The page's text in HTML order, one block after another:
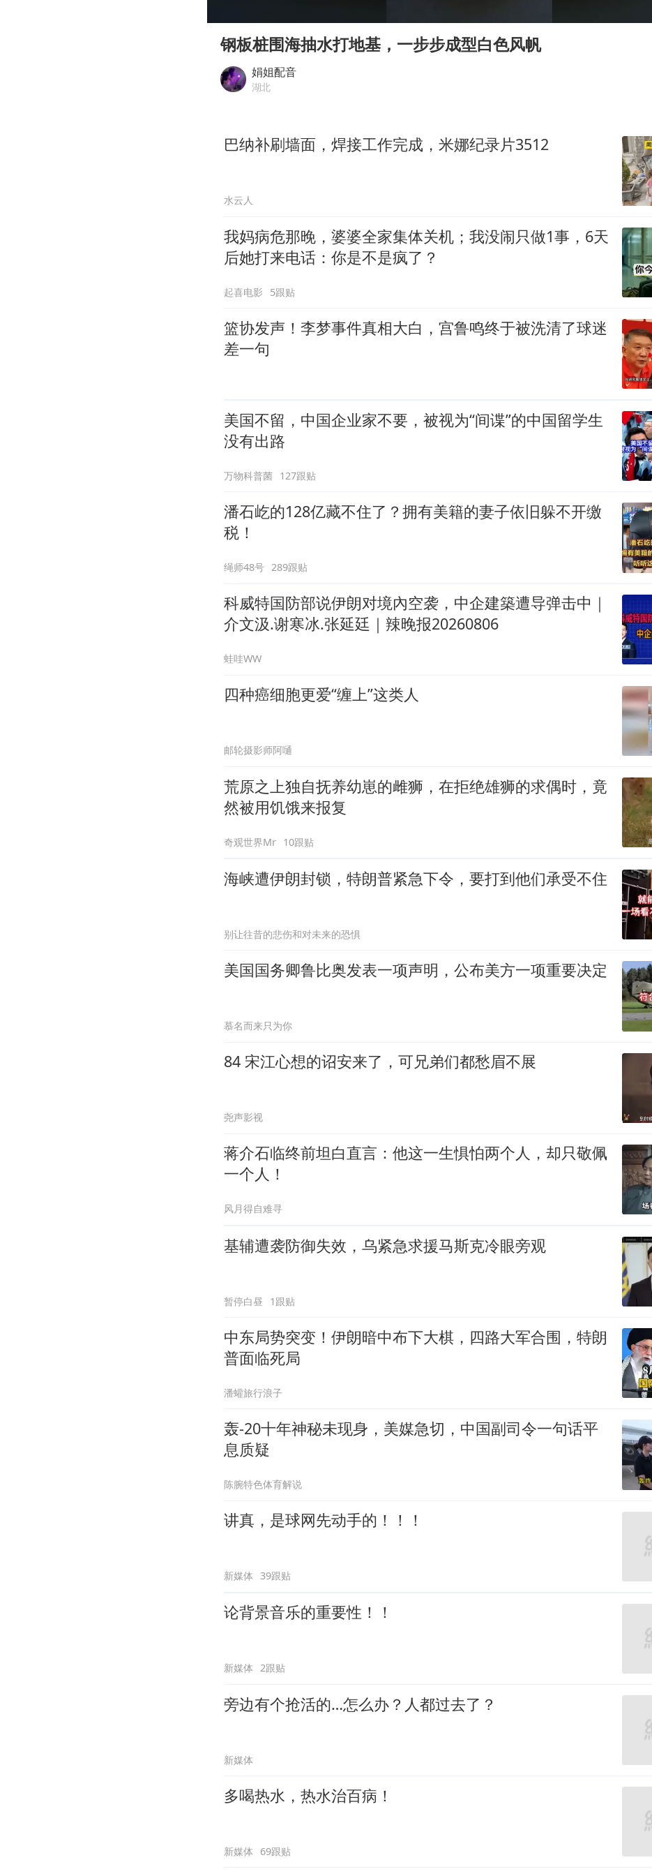
宇树科技中一签需缴款7.54万元
钢板桩围海抽水打地基，一步步成型白色风帆
娟姐配音
湖北
巴纳补刷墙面，焊接工作完成，米娜纪录片3512
水云人
我妈病危那晚，婆婆全家集体关机；我没闹只做1事，6天
后她打来电话：你是不是疯了？
起喜电影 5跟贴
篮协发声！李梦事件真相大白，宫鲁鸣终于被洗清了球迷
差一句
美国不留，中国企业家不要，被视为“间谍”的中国留学生
没有出路
万物科普菌 127跟贴
潘石屹的128亿藏不住了？拥有美籍的妻子依旧躲不开缴
税！
绳师48号 289跟贴
科威特国防部说伊朗对境內空袭，中企建築遭导弹击中｜
介文汲.谢寒冰.张延廷｜辣晚报20260806
蛙哇WW
四种癌细胞更爱“缠上”这类人
邮轮摄影师阿嗵
荒原之上独自抚养幼崽的雌狮，在拒绝雄狮的求偶时，竟
然被用饥饿来报复
奇观世界Mr 10跟贴
海峡遭伊朗封锁，特朗普紧急下令，要打到他们承受不住
别让往昔的悲伤和对未来的恐惧
美国国务卿鲁比奥发表一项声明，公布美方一项重要决定
慕名而来只为你
84 宋江心想的诏安来了，可兄弟们都愁眉不展
尧声影视
蒋介石临终前坦白直言：他这一生惧怕两个人，却只敬佩
一个人！
风月得自难寻
基辅遭袭防御失效，乌紧急求援马斯克冷眼旁观
暂停白昼 1跟贴
中东局势突变！伊朗暗中布下大棋，四路大军合围，特朗
普面临死局
潘蠸旅行浪子
轰-20十年神秘未现身，美媒急切，中国副司令一句话平
息质疑
陈腕特色体育解说
讲真，是球网先动手的！！！
新媒体 39跟贴
论背景音乐的重要性！！
新媒体 2跟贴
旁边有个抢活的…怎么办？人都过去了？
新媒体
多喝热水，热水治百病！
新媒体 69跟贴